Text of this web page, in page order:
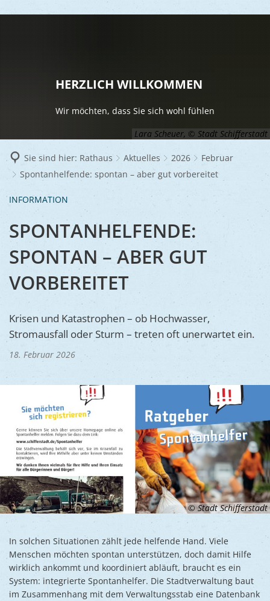
LEBEN
Vereine
Kinder
Senioren
Ukraine
RATHAUS
Aktuelles
Bürger-
Wahlen
Schulen
Ernst-
Lara Scheuer, © Stadt Schifferstadt
HERZLICH WILLKOMMEN
Wir möchten, dass Sie sich wohl fühlen
Sie sind hier: Rathaus Aktuelles 2026
Februar
Spontanhelfende: spontan – aber gut vorbereitet
INFORMATION
SPONTANHELFENDE:
SPONTAN – ABER GUT
VORBEREITET
Krisen und Katastrophen – ob Hochwasser,
Stromausfall oder Sturm – treten oft unerwartet ein.
18. Februar 2026
© Stadt Schifferstadt
In solchen Situationen zählt jede helfende Hand. Viele
Menschen möchten spontan unterstützen, doch damit Hilfe
wirklich ankommt und koordiniert abläuft, braucht es ein
System: integrierte Spontanhelfer. Die Stadtverwaltung baut
im Zusammenhang mit dem Verwaltungsstab eine Datenbank